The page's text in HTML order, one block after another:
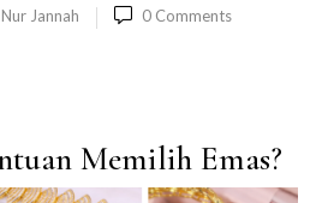
Jannah 0 Comments
Memilih Emas?